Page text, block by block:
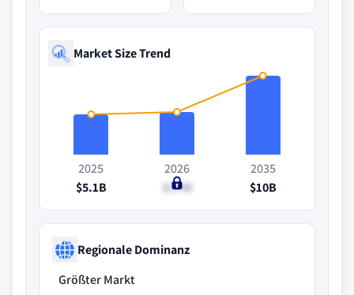
Market Size Trend
2025
$5.1B
2026
$5.4B
2035
$10B
Regionale Dominanz
Größter Markt